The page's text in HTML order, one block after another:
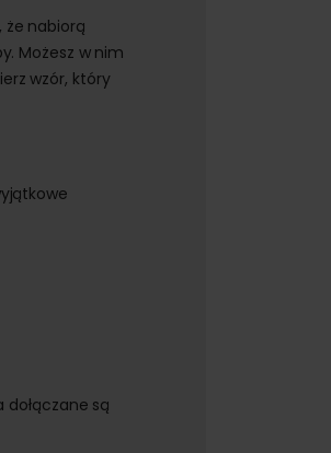
nabiorą
Możesz w nim
wzór, który
są